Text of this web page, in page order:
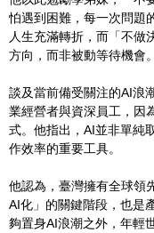
怕遇到困難，每一次問題
人生充滿轉折，而「不做
方向，而非被動等待機會。
談及當前備受關注的AI浪
業經營者與資深員工，因
式。他指出，AI並非單純
作效率的重要工具。
他認為，臺灣擁有全球領
AI化」的關鍵階段，也是
夠置身AI浪潮之外，年輕